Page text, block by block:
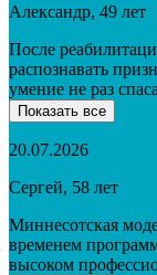
Александр, 49 лет
После
распознавать
умение не раз
Показать все
20.07.2026
Сергей, 58 лет
Миннесотская
временем
высоком